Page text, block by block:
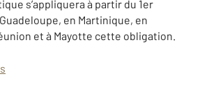
s’appliquera à partir du 1er
en Martinique, en
et à Mayotte cette obligation.